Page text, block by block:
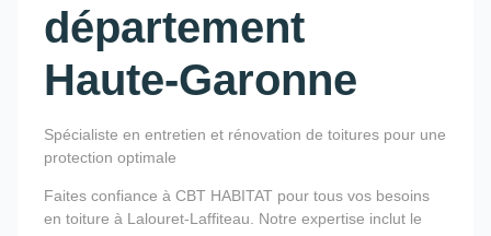
département
Haute-Garonne
Spécialiste en entretien et rénovation de toitures pour une
protection optimale
Faites confiance à CBT HABITAT pour tous vos besoins
en toiture à Lalouret-Laffiteau. Notre expertise inclut le